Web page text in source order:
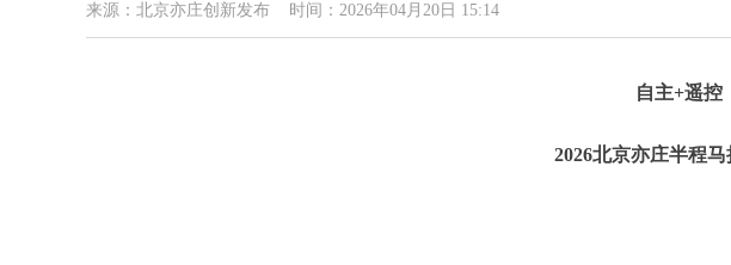
来源：北京亦庄创新发布 时间：2026年04月20日 15:14
自主+遥控
2026北京亦庄半程